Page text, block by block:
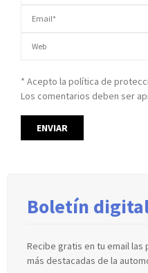
* Acepto la política de
Los comentarios deben ser
Boletín
Recibe gratis en tu email las
más destacadas de la